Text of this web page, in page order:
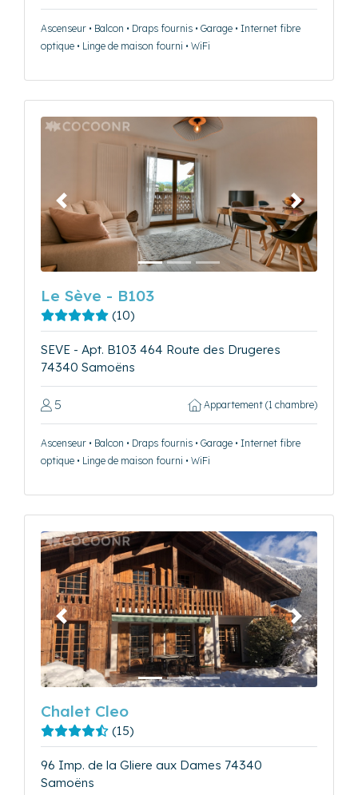
Ascenseur • Balcon • Draps fournis • Garage • Internet fibre
optique • Linge de maison fourni • WiFi
Précédent Suivant
Le Sève - B103
(10)
SEVE - Apt. B103 464 Route des Drugeres
74340 Samoëns
5 Appartement (1 chambre)
Ascenseur • Balcon • Draps fournis • Garage • Internet fibre
optique • Linge de maison fourni • WiFi
Précédent Suivant
Chalet Cleo
(15)
96 Imp. de la Gliere aux Dames 74340
Samoëns